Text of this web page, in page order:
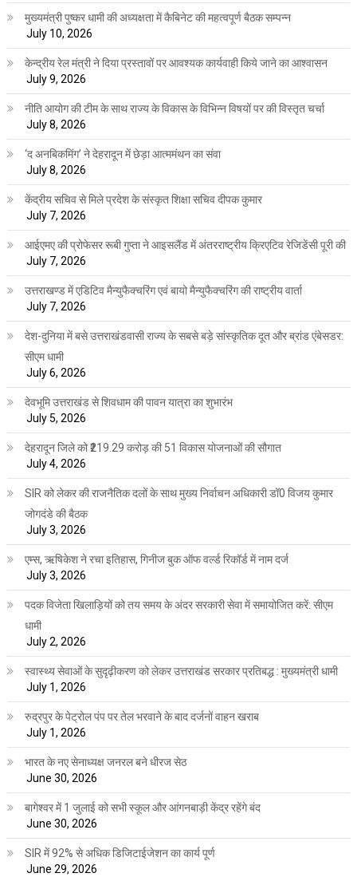
मुख्यमंत्री पुष्कर धामी की अध्यक्षता में कैबिनेट की महत्वपूर्ण बैठक सम्पन्न
July 10, 2026
केन्द्रीय रेल मंत्री ने दिया प्रस्तावों पर आवश्यक कार्यवाही किये जाने का आश्वासन
July 9, 2026
नीति आयोग की टीम के साथ राज्य के विकास के विभिन्न विषयों पर की विस्तृत चर्चा
July 8, 2026
‘द अनबिकमिंग’ ने देहरादून में छेड़ा आत्ममंथन का संवा
July 8, 2026
केंद्रीय सचिव से मिले प्रदेश के संस्कृत शिक्षा सचिव दीपक कुमार
July 7, 2026
आईएमए की प्रोफेसर रूबी गुप्ता ने आइसलैंड में अंतरराष्ट्रीय क्रिएटिव रेजिडेंसी पूरी की
July 7, 2026
उत्तराखण्ड में एडिटिव मैन्युफैक्चरिंग एवं बायो मैन्युफैक्चरिंग की राष्ट्रीय वार्ता
July 7, 2026
देश-दुनिया में बसे उत्तराखंडवासी राज्य के सबसे बड़े सांस्कृतिक दूत और ब्रांड एंबेसडर:
सीएम धामी
July 6, 2026
देवभूमि उत्तराखंड से शिवधाम की पावन यात्रा का शुभारंभ
July 5, 2026
देहरादून जिले को ₹219.29 करोड़ की 51 विकास योजनाओं की सौगात
July 4, 2026
SIR को लेकर की राजनैतिक दलों के साथ मुख्य निर्वाचन अधिकारी डॉ0 विजय कुमार
जोगदंडे की बैठक
July 3, 2026
एम्स, ऋषिकेश ने रचा इतिहास, गिनीज बुक ऑफ वर्ल्ड रिकॉर्ड में नाम दर्ज
July 3, 2026
पदक विजेता खिलाड़ियों को तय समय के अंदर सरकारी सेवा में समायोजित करें: सीएम
धामी
July 2, 2026
स्वास्थ्य सेवाओं के सुदृढ़ीकरण को लेकर उत्तराखंड सरकार प्रतिबद्ध : मुख्यमंत्री धामी
July 1, 2026
रुद्रपुर के पेट्रोल पंप पर तेल भरवाने के बाद दर्जनों वाहन खराब
July 1, 2026
भारत के नए सेनाध्यक्ष जनरल बने धीरज सेठ
June 30, 2026
बागेश्वर में 1 जुलाई को सभी स्कूल और आंगनबाड़ी केंद्र रहेंगे बंद
June 30, 2026
SIR में 92% से अधिक डिजिटाईजेशन का कार्य पूर्ण
June 29, 2026